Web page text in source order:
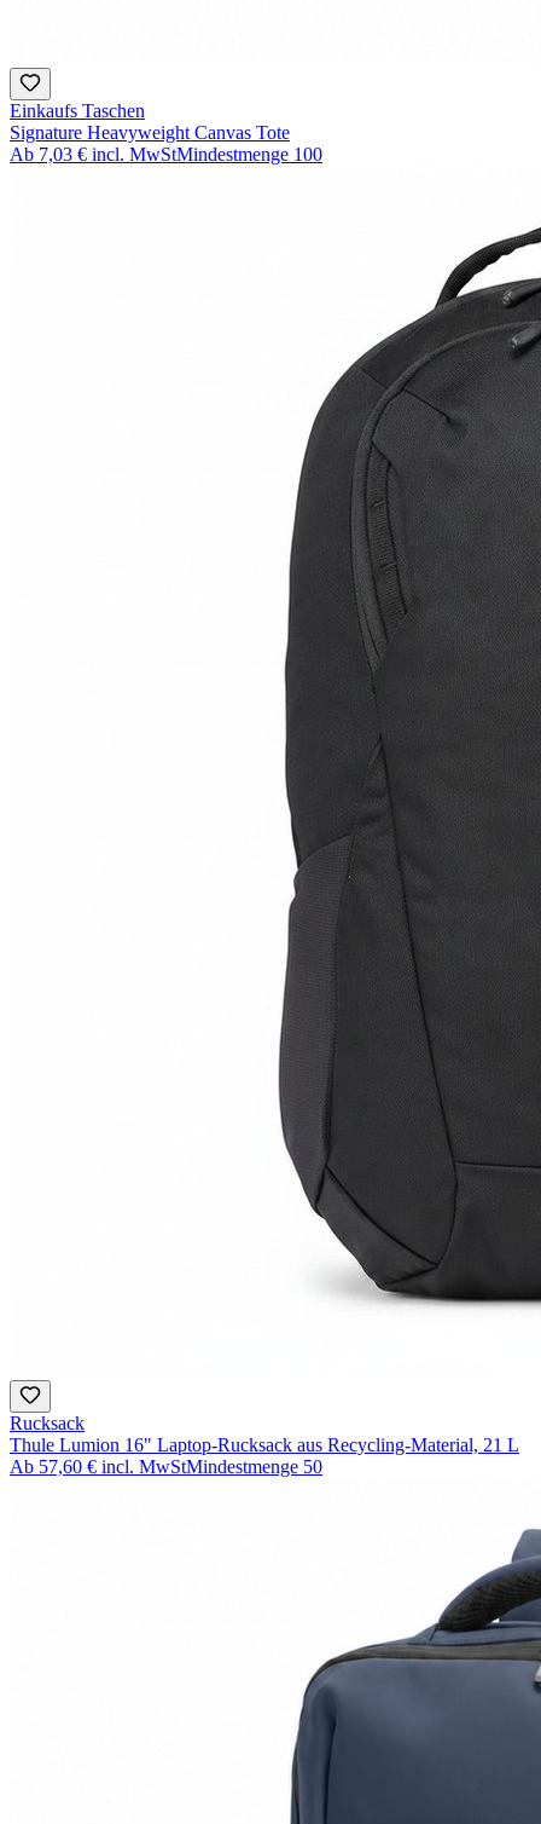
Einkaufs Taschen
Signature Heavyweight Canvas Tote
Ab 7,03 € incl. MwStMindestmenge 100
Rucksack
Thule Lumion 16" Laptop-Rucksack aus Recycling-Material, 21 L
Ab 57,60 € incl. MwStMindestmenge 50